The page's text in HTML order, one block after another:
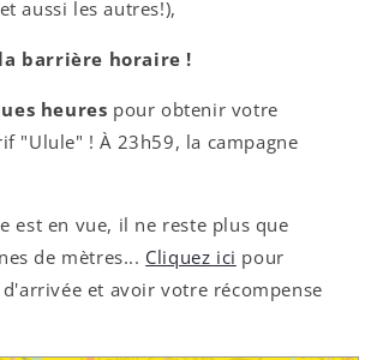
aussi les autres!),
barrière horaire !
heures pour obtenir votre
"Ulule" ! À 23h59, la campagne
est en vue, il ne reste plus que
de mètres... Cliquez ici pour
et avoir votre récompense